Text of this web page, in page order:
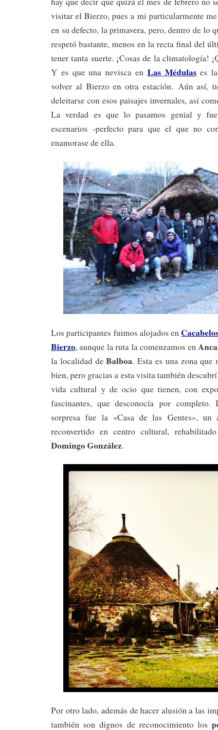
visitar el Bierzo, pues a mi particularmente
en su defecto, la primavera, pero, dentro de lo
respetó bastante, menos en la recta final del
tener tanta suerte. ¡Cosas de la climatología!
Y es que una nevisca en Las Médulases la
volver al Bierzo en otra estación. Aún así,
deleitarse con esos paisajes invernales, así
La verdad es que lo pasamos genial y
escenarios -perfecto para que el que no
enamorase de ella.
Los participantes fuimos alojados en
Bierzo, aunque la ruta la comenzamos en
la localidad deBalboa. Esta es una zona que
bien, pero gracias a esta visita también
vida cultural y de ocio que tienen, con
fascinantes, que desconocía por completo.
sorpresa fue la «Casa de las Gentes», un
reconvertido en centro cultural,
Domingo González.
Por otro lado, además de hacer alusión a las
también son dignos de reconocimiento los